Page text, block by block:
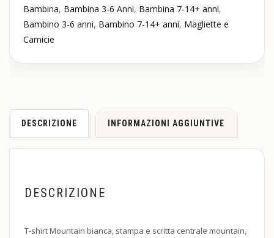
Bambina, Bambina 3-6 Anni, Bambina 7-14+ anni,
Bambino 3-6 anni, Bambino 7-14+ anni, Magliette e
Camicie
DESCRIZIONE INFORMAZIONI AGGIUNTIVE
DESCRIZIONE
T-shirt Mountain bianca, stampa e scritta centrale mountain,